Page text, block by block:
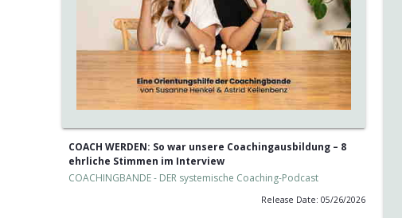
COACH WERDEN: So war unsere Coachingausbildung – 8
ehrliche Stimmen im Interview
COACHINGBANDE - DER systemische Coaching-Podcast
Release Date: 05/26/2026